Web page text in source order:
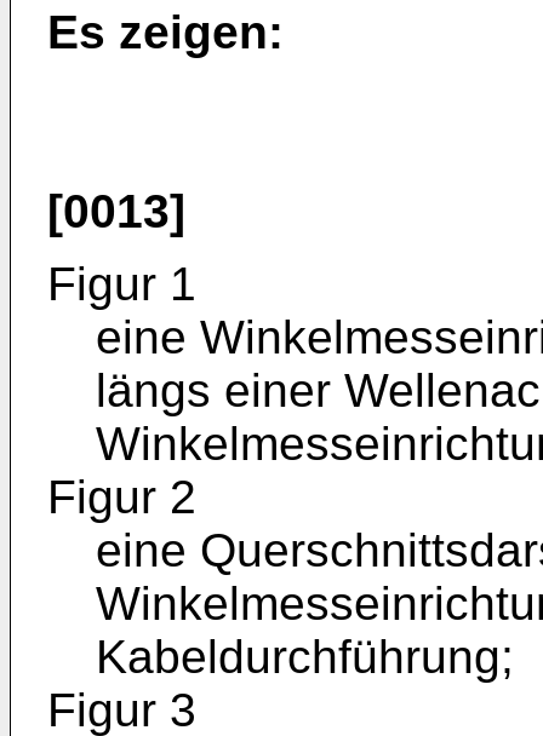
Es zeigen:
[0013]
Figur 1
eine
längs einer
Figur 2
eine
Kabeldurchführung;
Figur 3